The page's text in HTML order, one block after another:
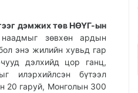
дэмжих төв НӨҮГ-ын
зөвхөн ардын
энэ жилийн хувьд гар
дэлхийд цор ганц,
илэрхийлсэн бүтээл
20 гаруй, Монголын 300